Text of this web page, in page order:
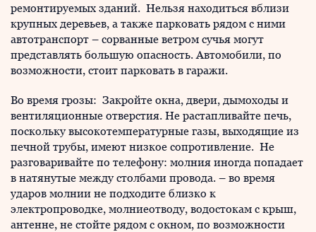
ремонтируемых зданий. Нельзя находиться вблизи
крупных деревьев, а также парковать рядом с ними
автотранспорт – сорванные ветром сучья могут
представлять большую опасность. Автомобили, по
возможности, стоит парковать в гаражи.
Во время грозы: Закройте окна, двери, дымоходы и
вентиляционные отверстия. Не растапливайте печь,
поскольку высокотемпературные газы, выходящие из
печной трубы, имеют низкое сопротивление. Не
разговаривайте по телефону: молния иногда попадает
в натянутые между столбами провода. – во время
ударов молнии не подходите близко к
электропроводке, молниеотводу, водостокам с крыш,
антенне, не стойте рядом с окном, по возможности